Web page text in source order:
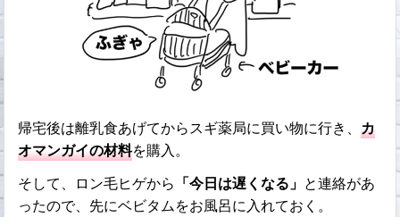
帰宅後は離乳食あげてからスギ薬局に買い物に行き、カ
オマンガイの材料を購入。
そして、ロン毛ヒゲから 「今日は遅くなる」 と連絡があ
ったので、先にベビタムをお風呂に入れておく。